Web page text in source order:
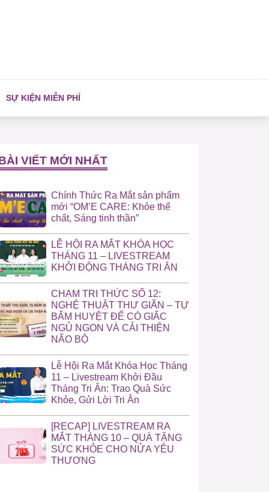
SỰ KIỆN MIỄN PHÍ
VIẾT MỚI NHẤT
Chính Thức Ra Mắt sản phẩm
mới “OM’E CARE: Khỏe thể
chất, Sáng tinh thần”
LỄ HỘI RA MẮT KHÓA HỌC
THÁNG 11 – LIVESTREAM
KHỞI ĐỘNG THÁNG TRI ÂN
CHẠM TRI THỨC SỐ 12:
NGHỆ THUẬT THƯ GIÃN – TỰ
BẤM HUYỆT ĐỂ CÓ GIẤC
NGỦ NGON VÀ CẢI THIỆN
NÃO BỘ
Lễ Hội Ra Mắt Khóa Học Tháng
11 – Livestream Khởi Đầu
Tháng Tri Ân: Trao Quà Sức
Khỏe, Gửi Lời Tri Ân
[RECAP] LIVESTREAM RA
MẮT THÁNG 10 – QUÀ TẶNG
SỨC KHỎE CHO NỬA YÊU
THƯƠNG